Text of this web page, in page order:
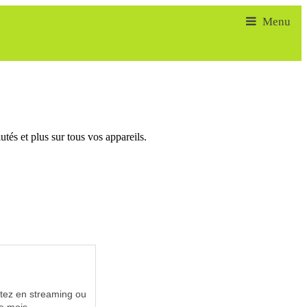
et plus sur tous vos appareils.
en streaming ou